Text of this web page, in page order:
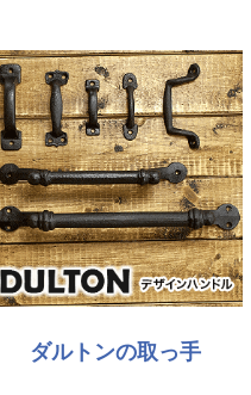
ダルトンの取っ手